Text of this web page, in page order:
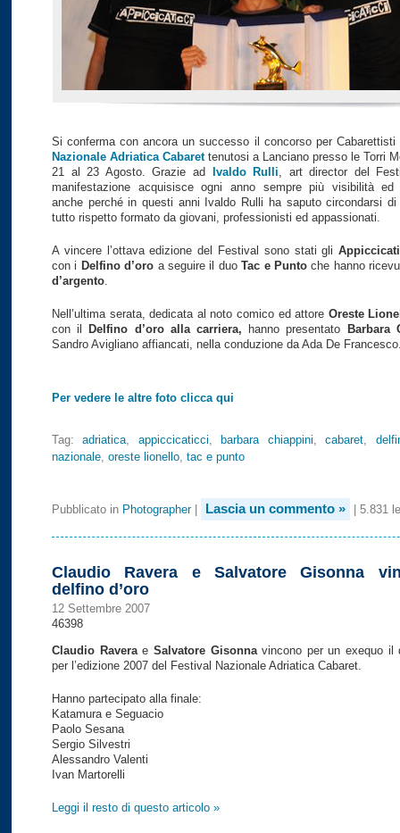
Si conferma con ancora un successo il concorso per
Nazionale Adriatica Cabarettenutosi a Lanciano presso le Torri
21 al 23 Agosto. Grazie ad
Ivaldo Rulli, art director del
manifestazione acquisisce ogni anno sempre più visibilità ed
anche perché in questi anni Ivaldo Rulli ha saputo circondarsi
tutto rispetto formato da giovani, professionisti ed appassionati.
A vincere l’ottava edizione del Festival sono stati gli
con i Delfino d’oro a seguire il duoTac e Punto che hanno
d’argento.
Nell’ultima serata, dedicata al noto comico ed attore Oreste
con il
Delfino d’oro alla carriera, hanno presentato
Barbara
Sandro Avigliano affiancati, nella conduzione da Ada De
Per vedere le altre foto clicca qui
Tag:adriatica, appiccicaticci, barbara chiappini,cabaret,
nazionale, oreste lionello, tac e punto
Pubblicato in Photographer| Lascia un commento » | 5.831
Claudio Ravera e Salvatore Gisonna
delfino d’oro
12 Settembre 2007
46398
Claudio Raverae Salvatore Gisonnavincono per un exequo il
per l’edizione 2007 del Festival Nazionale Adriatica Cabaret.
Hanno partecipato alla finale:
Katamura e Seguacio
Paolo Sesana
Sergio Silvestri
Alessandro Valenti
Ivan Martorelli
Leggi il resto di questo articolo »